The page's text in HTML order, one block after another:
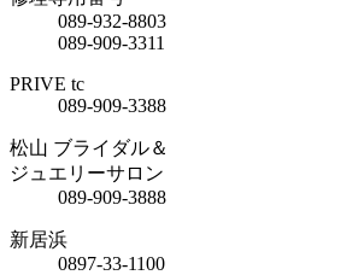
089-932-8803
089-909-3311
PRIVE tc
089-909-3388
松山 ブライダル＆
ジュエリーサロン
089-909-3888
新居浜
0897-33-1100